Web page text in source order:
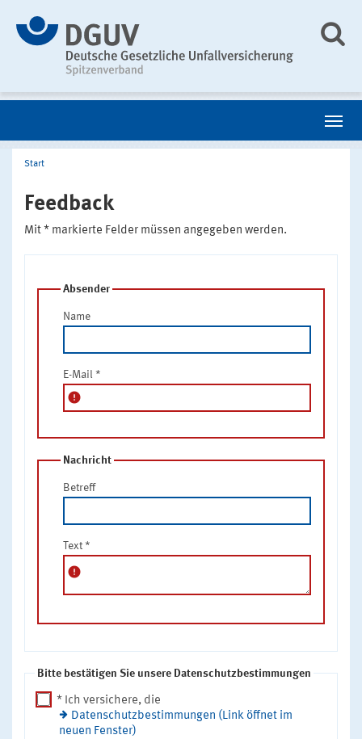
Start
Feedback
Mit * markierte Felder müssen angegeben werden.
Absender
Name
E-Mail *
error
Nachricht
Betreff
Text *
error
Bitte bestätigen Sie unsere Datenschutzbestimmungen
* Ich versichere, die
Datenschutzbestimmungen (Link öffnet im
neuen Fenster)